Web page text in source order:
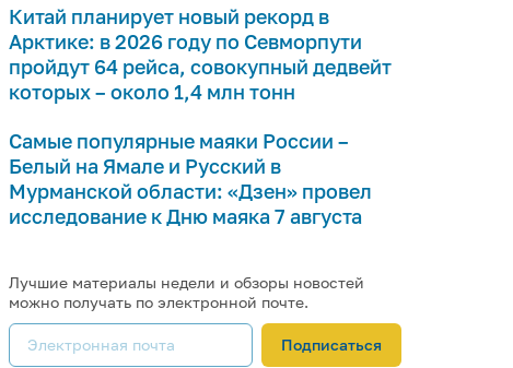
Китай планирует новый рекорд в
Арктике: в 2026 году по Севморпути
пройдут 64 рейса, совокупный дедвейт
которых – около 1,4 млн тонн
Самые популярные маяки России –
Белый на Ямале и Русский в
Мурманской области: «Дзен» провел
исследование к Дню маяка 7 августа
Лучшие материалы недели и обзоры новостей
можно получать по электронной почте.
Подписаться